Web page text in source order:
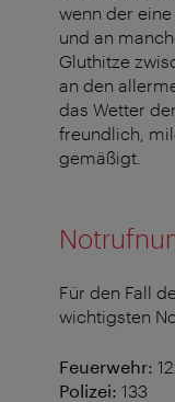
wenn der
und an
Gluthitze
an den
das Wetter
freundlich,
gemäßigt.
Für den Fall
wichtigsten
Feuerwehr:
Polizei: 133